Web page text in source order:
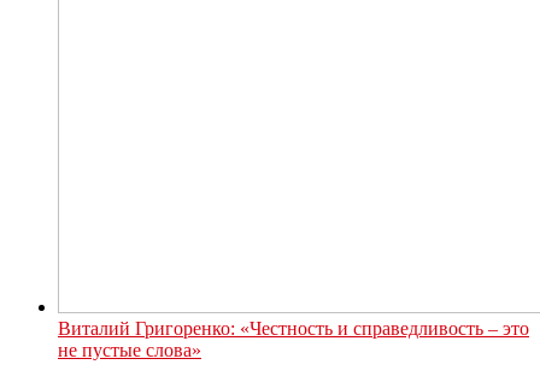
Виталий Григоренко: «Честность и справедливость – это
не пустые слова»